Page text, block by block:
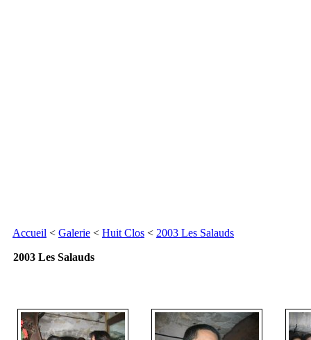
Accueil < Galerie < Huit Clos < 2003 Les Salauds
2003 Les Salauds